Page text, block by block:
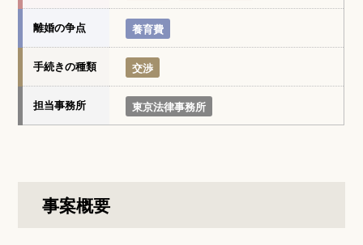
離婚の争点 養育費
手続きの種類 交渉
担当事務所 東京法律事務所
事案概要